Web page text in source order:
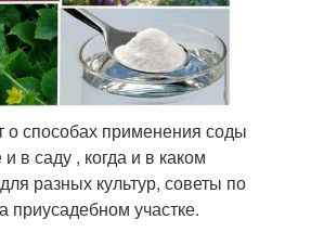
о способах применения соды
в саду , когда и в каком
разных культур, советы по
участке.